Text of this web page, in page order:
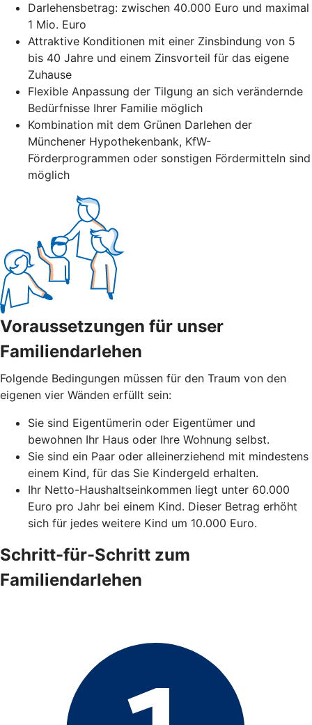
Darlehensbetrag: zwischen 40.000 Euro und maximal
1 Mio. Euro
Attraktive Konditionen mit einer Zinsbindung von 5
bis 40 Jahre und einem Zinsvorteil für das eigene
Zuhause
Flexible Anpassung der Tilgung an sich verändernde
Bedürfnisse Ihrer Familie möglich
Kombination mit dem Grünen Darlehen der
Münchener Hypothekenbank, KfW-
Förderprogrammen oder sonstigen Fördermitteln sind
möglich
Voraussetzungen für unser
Familiendarlehen
Folgende Bedingungen müssen für den Traum von den
eigenen vier Wänden erfüllt sein:
Sie sind Eigentümerin oder Eigentümer und
bewohnen Ihr Haus oder Ihre Wohnung selbst.
Sie sind ein Paar oder alleinerziehend mit mindestens
einem Kind, für das Sie Kindergeld erhalten.
Ihr Netto-Haushaltseinkommen liegt unter 60.000
Euro pro Jahr bei einem Kind. Dieser Betrag erhöht
sich für jedes weitere Kind um 10.000 Euro.
Schritt-für-Schritt zum
Familiendarlehen